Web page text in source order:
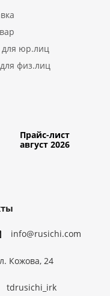
для юр.лиц
физ.лиц
Прайс-лист
август 2026
info@rusichi.com
Кожова, 24
tdrusichi_irk